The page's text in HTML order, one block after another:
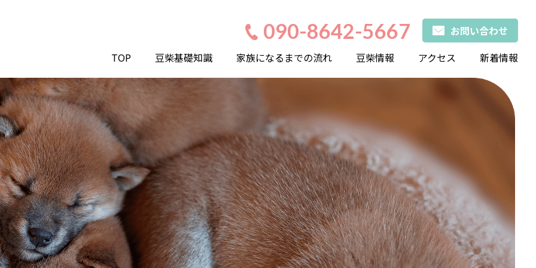
090-8642-5667
お問い合わせ
TOP
豆柴基礎知識 家族になるまでの流れ 豆柴情報 アクセス 新着情報